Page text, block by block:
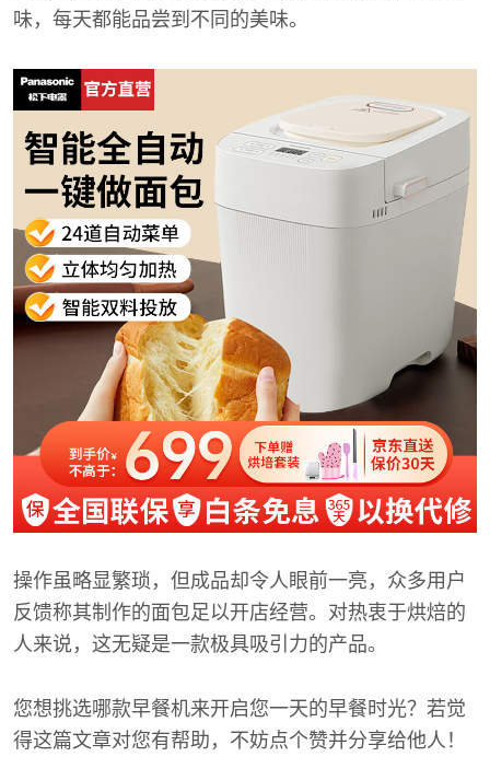
味，每天都能品尝到不同的美味。
操作虽略显繁琐，但成品却令人眼前一亮，众多用户
反馈称其制作的面包足以开店经营。对热衷于烘焙的
人来说，这无疑是一款极具吸引力的产品。
您想挑选哪款早餐机来开启您一天的早餐时光？若觉
得这篇文章对您有帮助，不妨点个赞并分享给他人！